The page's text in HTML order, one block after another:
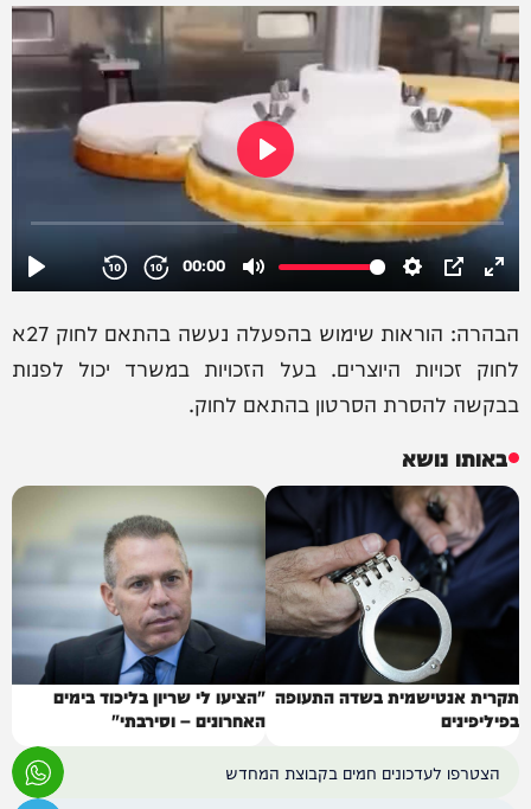
הבהרה: הוראות שימוש בהפעלה נעשה בהתאם לחוק 27א
לחוק זכויות היוצרים. בעל הזכויות במשרד יכול לפנות
בבקשה להסרת הסרטון בהתאם לחוק.
באותו נושא
תקרית אנטישמית בשדה התעופה
בפיליפינים
"הציעו לי שריון בליכוד בימים
האחרונים – וסירבתי"
הצטרפו לעדכונים חמים בקבוצת המחדש